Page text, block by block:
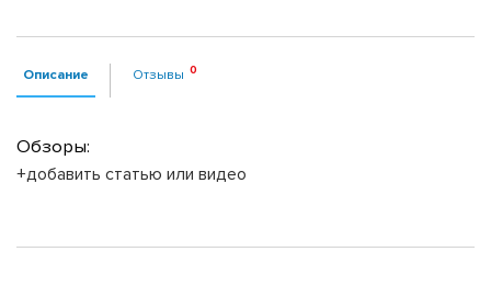
Описание Отзывы
Обзоры:
+добавить статью или видео